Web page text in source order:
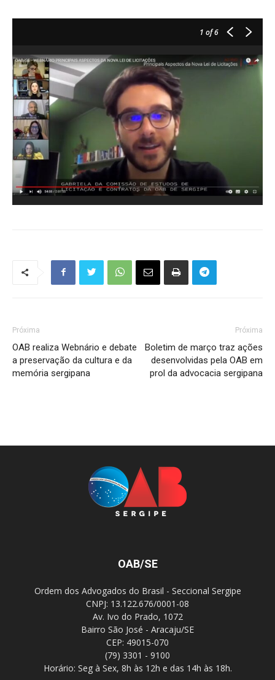
1 of 6
Próxima
OAB realiza Webnário e debate
a preservação da cultura e da
memória sergipana
Próxima
Boletim de março traz ações
desenvolvidas pela OAB em
prol da advocacia sergipana
OAB/SE
Ordem dos Advogados do Brasil - Seccional Sergipe
CNPJ: 13.122.676/0001-08
Av. Ivo do Prado, 1072
Bairro São José - Aracaju/SE
CEP: 49015-070
(79) 3301 - 9100
Horário: Seg à Sex, 8h às 12h e das 14h às 18h.